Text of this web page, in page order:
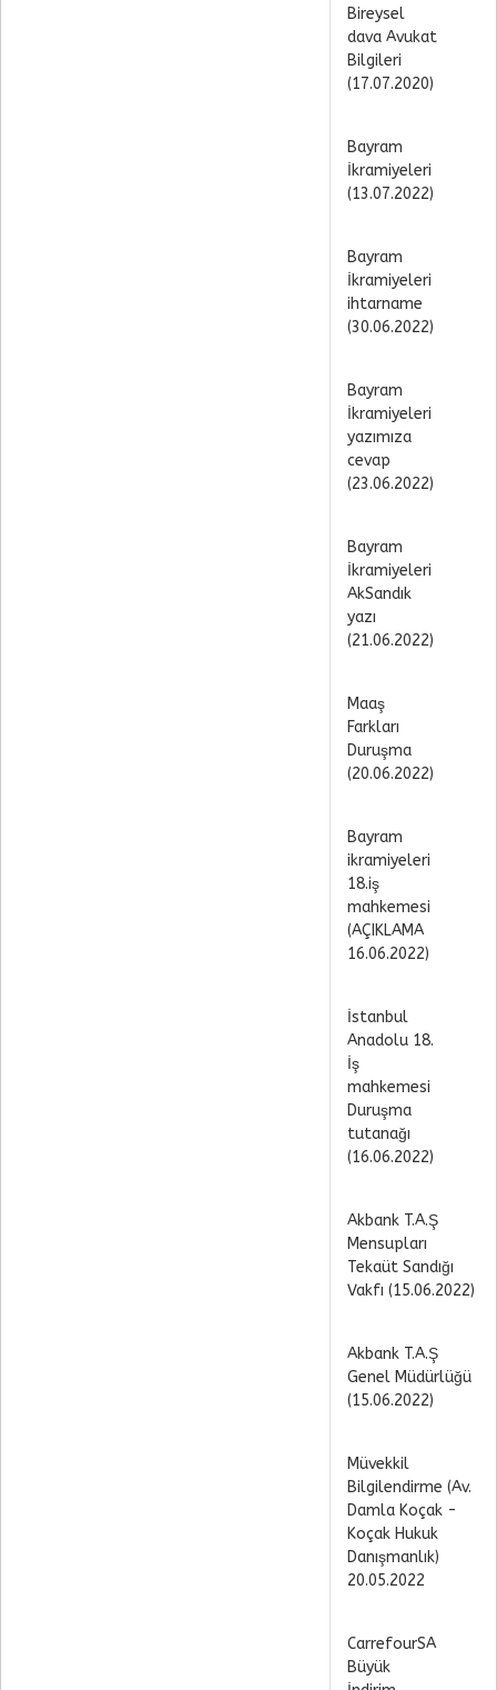
Bireysel
dava Avukat
Bilgileri
(17.07.2020)
Bayram
İkramiyeleri
(13.07.2022)
Bayram
İkramiyeleri
ihtarname
(30.06.2022)
Bayram
İkramiyeleri
yazımıza
cevap
(23.06.2022)
Bayram
İkramiyeleri
AkSandık
yazı
(21.06.2022)
Maaş
Farkları
Duruşma
(20.06.2022)
Bayram
ikramiyeleri
18.iş
mahkemesi
(AÇIKLAMA
16.06.2022)
İstanbul
Anadolu 18.
İş
mahkemesi
Duruşma
tutanağı
(16.06.2022)
Akbank T.A.Ş
Mensupları
Tekaüt Sandığı
Vakfı (15.06.2022)
Akbank T.A.Ş
Genel Müdürlüğü
(15.06.2022)
Müvekkil
Bilgilendirme (Av.
Damla Koçak -
Koçak Hukuk
Danışmanlık)
20.05.2022
CarrefourSA
Büyük